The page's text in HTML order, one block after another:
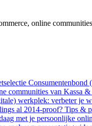
online
Consumentenbond
communities van Kassa &
werkplek: verbeter je
al 2014-proof? Tips &
met je persoonlijke